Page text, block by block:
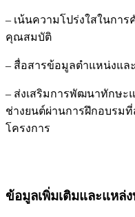
– เน้นความโปร่งใสในการ
คุณสมบัติ
– สื่อสารข้อมูลตำแหน่งแล
– ส่งเสริมการพัฒนาทักษ
ช่างยนต์ผ่านการฝึกอบรม
โครงการ
ข้อมูลเพิ่มเติมและแหล่